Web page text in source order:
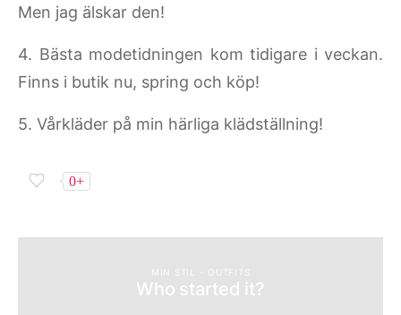
Men jag älskar den!
4. Bästa modetidningen kom tidigare i veckan.
Finns i butik nu, spring och köp!
5. Vårkläder på min härliga klädställning!
0+
MIN STIL - OUTFITS
Who started it?